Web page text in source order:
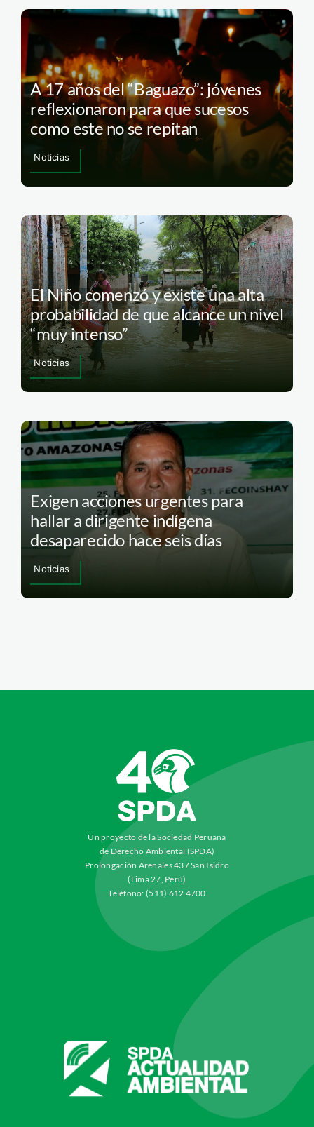
A 17 años del “Baguazo”: jóvenes
reflexionaron para que sucesos
como este no se repitan
Noticias
El Niño comenzó y existe una alta
probabilidad de que alcance un nivel
“muy intenso”
Noticias
Exigen acciones urgentes para
hallar a dirigente indígena
desaparecido hace seis días
Noticias
Un proyecto de la Sociedad Peruana
de Derecho Ambiental (SPDA)
Prolongación Arenales 437 San Isidro
(Lima 27, Perú)
Teléfono: (511) 612 4700